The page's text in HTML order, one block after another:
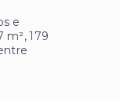
e
179